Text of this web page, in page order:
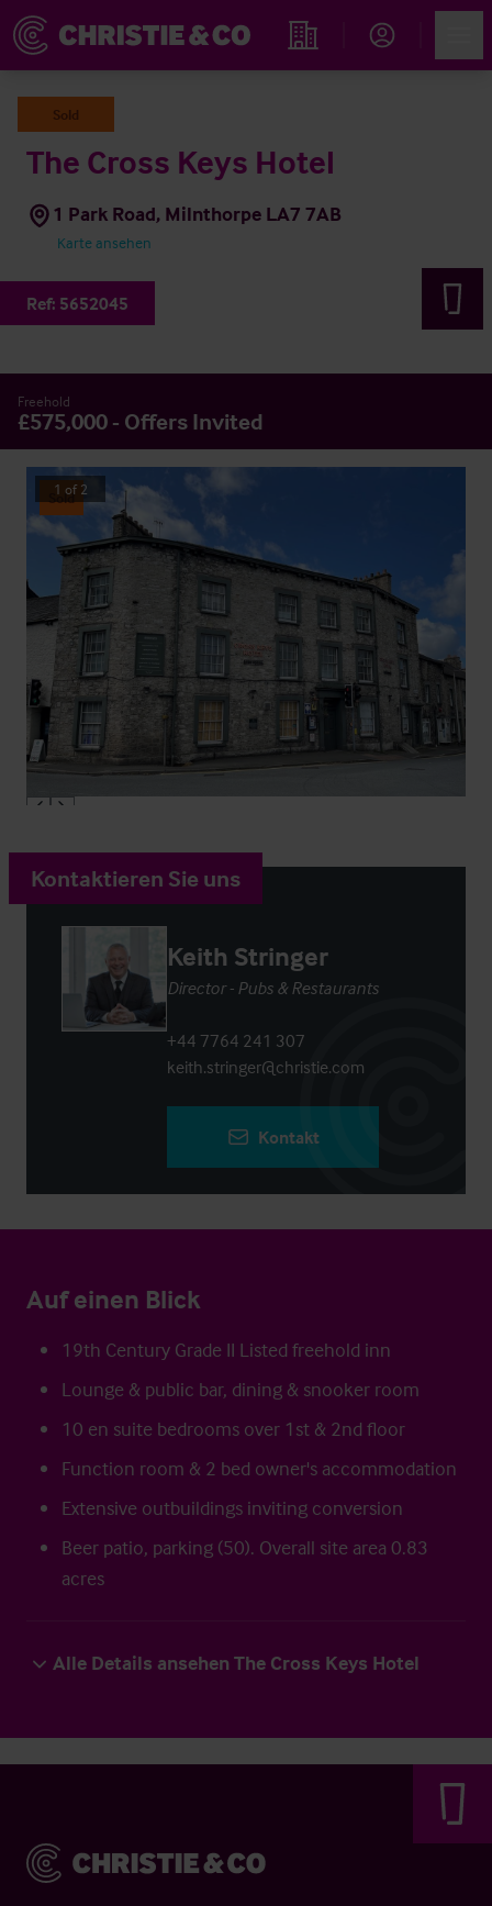
Immobiliensuche
Sold
The Cross Keys Hotel
1 Park Road, Milnthorpe LA7 7AB
Karte ansehen
Ref: 5652045
Freehold
£575,000 - Offers Invited
Sold
1 of 2
Kontaktieren Sie uns
Keith Stringer
Director - Pubs & Restaurants
+44 7764 241 307
keith.stringer@christie.com
Kontakt
Auf einen Blick
19th Century Grade II Listed freehold inn
Lounge & public bar, dining & snooker room
10 en suite bedrooms over 1st & 2nd floor
Function room & 2 bed owner's accommodation
Extensive outbuildings inviting conversion
Beer patio, parking (50). Overall site area 0.83
acres
Alle Details ansehen The Cross Keys Hotel